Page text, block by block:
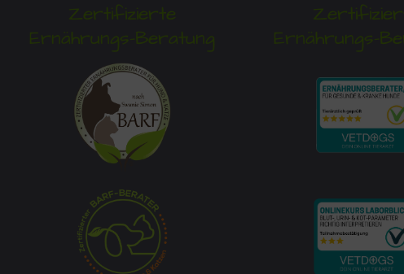
Zertifizierte
Ernährungs-Beratung
Ernährungs-